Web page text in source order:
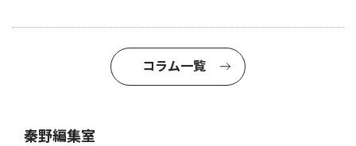
コラム一覧
秦野編集室